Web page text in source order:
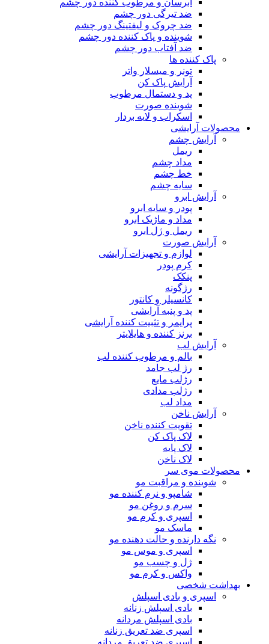
ضد تیرگی دور چشم
ضد چروک و لیفتینگ دور چشم
شوینده و پاک کننده دور چشم
ضد آفتاب دور چشم
پاک کننده ها
تونر و میسلار واتر
آرایش پاک کن
پد و دستمال مرطوب
شوینده صورت
اسکراب و لایه بردار
محصولات آرایشی
آرایش چشم
ریمل
مداد چشم
خط چشم
سایه چشم
آرایش ابرو
پودر و سایه ابرو
مداد و ماژیک ابرو
ریمل و ژل ابرو
آرایش صورت
لوازم و تجهیزات آرایشی
کرم پودر
پنکک
رژگونه
کانسیلر و کانتور
پد و پنبه آرایشی
پرایمر و تثبیت کننده آرایشی
برنز کننده و هایلایتر
آرایش لب
بالم و مرطوب کننده لب
رژ لب جامد
رژلب مایع
رژلب مدادی
مداد لب
آرایش ناخن
تقویت کننده ناخن
لاک پاک کن
لاک پایه
لاک ناخن
محصولات موی سر
شوینده و مراقبت مو
شامپو و نرم کننده مو
سرم و روغن مو
اسپری و کرم مو
ماسک مو
نگه دارنده و حالت دهنده مو
اسپری و موس مو
ژل و چسب مو
واکس و کرم مو
بهداشت شخصی
اسپری و بادی اسپلش
بادی اسپلش زنانه
بادی اسپلش مردانه
اسپری ضد تعریق زنانه
اسپری ضد تعریق مردانه